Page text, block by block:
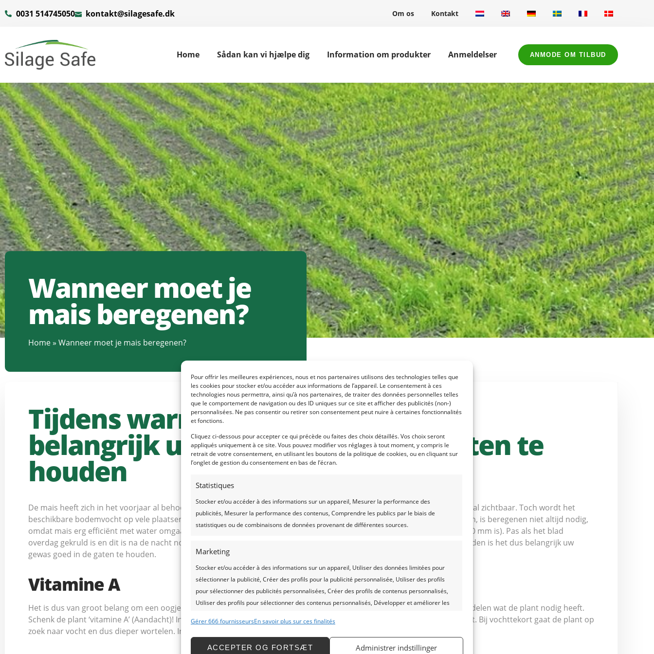
Pour offrir les meilleures expériences, nous et nos partenaires utilisons des technologies telles que
les cookies pour stocker et/ou accéder aux informations de l’appareil. Le consentement à ces
technologies nous permettra, ainsi qu’à nos partenaires, de traiter des données personnelles telles
que le comportement de navigation ou des ID uniques sur ce site et afficher des publicités (non-)
personnalisées. Ne pas consentir ou retirer son consentement peut nuire à certaines fonctionnalités
et fonctions.
Cliquez ci-dessous pour accepter ce qui précède ou faites des choix détaillés. Vos choix seront
appliqués uniquement à ce site. Vous pouvez modifier vos réglages à tout moment, y compris le
retrait de votre consentement, en utilisant les boutons de la politique de cookies, ou en cliquant sur
l’onglet de gestion du consentement en bas de l’écran.
Statistiques
Stocker et/ou accéder à des informations sur un appareil, Mesurer la performance des
publicités, Mesurer la performance des contenus, Comprendre les publics par le biais de
statistiques ou de combinaisons de données provenant de différentes sources.
Marketing
Stocker et/ou accéder à des informations sur un appareil, Utiliser des données limitées pour
sélectionner la publicité, Créer des profils pour la publicité personnalisée, Utiliser des profils
pour sélectionner des publicités personnalisées, Créer des profils de contenus personnalisés,
Utiliser des profils pour sélectionner des contenus personnalisés, Développer et améliorer les
Gérer 666 fournisseursEn savoir plus sur ces finalités
ACCEPTER OG FORTSÆT Administrer indstillinger
0031 514745050 kontakt@silagesafe.dk Om os Kontakt
Home Sådan kan vi hjælpe dig Information om produkter Anmeldelser ANMODE OM TILBUD
Wanneer moet je
mais beregenen?
Home» Wanneer moet je mais beregenen?
Tijdens warme perioden is het dus
belangrijk uw gewas goed in de gaten te
houden
De mais heeft zich in het voorjaar al behoorlijk kunnen ontwikkelen. In de zeer vroeg gezaaide percelen wordt de aar zelfs al zichtbaar. Toch wordt het
beschikbare bodemvocht op vele plaatsen in Nederland nu schaars. Hoewel het gewas tekenen van droogte kan laten zien, is beregenen niet altijd nodig,
omdat mais erg efficiënt met water omgaat. Voor 1 kg drogestof heeft het 450 mm water nodig (wat bij gras overigens 700 mm is). Pas als het blad
overdag gekruld is en dit is na de nacht nog steeds zo, dan heeft de plant te maken met vochttekort. Tijdens warme perioden is het dus belangrijk uw
gewas goed in de gaten te houden.
Vitamine A
Het is dus van groot belang om een oogje in het zeil te houden. Af en toe het gewas inspecteren is erg zinvol om te beoordelen wat de plant nodig heeft.
Schenk de plant ‘vitamine A’ (Aandacht)! In de fase van blad- en stengelontwikkeling is de vochtbehoefte nog niet erg groot. Bij vochttekort gaat de plant op
zoek naar vocht en dus dieper wortelen. In dit stadium heeft beregenen nog weinig meerwaarde.